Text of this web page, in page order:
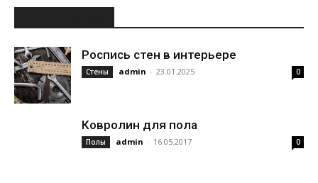
Роспись стен в интерьере
Стены admin - 23.01.2025 0
Ковролин для пола
Полы admin - 16.05.2017 0